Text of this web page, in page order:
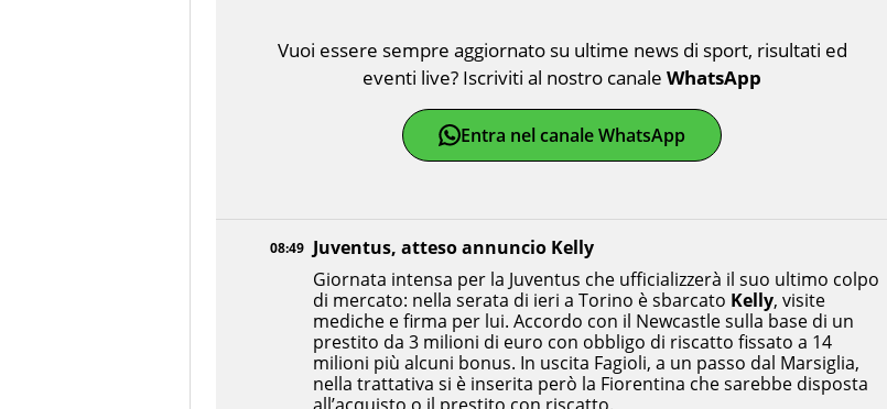
08:49 Juventus, atteso annuncio Kelly
Giornata intensa per la Juventus che ufficializzerà il suo ultimo colpo
di mercato: nella serata di ieri a Torino è sbarcato Kelly, visite
mediche e firma per lui. Accordo con il Newcastle sulla base di un
prestito da 3 milioni di euro con obbligo di riscatto fissato a 14
milioni più alcuni bonus. In uscita Fagioli, a un passo dal Marsiglia,
nella trattativa si è inserita però la Fiorentina che sarebbe disposta
Vuoi essere sempre aggiornato su ultime news di sport, risultati ed
eventi live? Iscriviti al nostro canale WhatsApp
Entra nel canale WhatsApp